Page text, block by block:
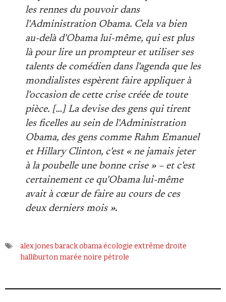
les rennes du pouvoir dans
l'Administration Obama. Cela va bien
au-delà d'Obama lui-même, qui est plus
là pour lire un prompteur et utiliser ses
talents de comédien dans l'agenda que les
mondialistes espèrent faire appliquer à
l'occasion de cette crise créée de toute
pièce. […] La devise des gens qui tirent
les ficelles au sein de l'Administration
Obama, des gens comme Rahm Emanuel
et Hillary Clinton, c'est « ne jamais jeter
à la poubelle une bonne crise » – et c'est
certainement ce qu'Obama lui-même
avait à cœur de faire au cours de ces
deux derniers mois ».
alex jones barack obama écologie extrême droite
halliburton marée noire pétrole